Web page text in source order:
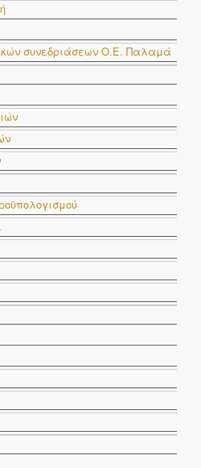
συνεδριάσεων Ο.E. Παλαμά